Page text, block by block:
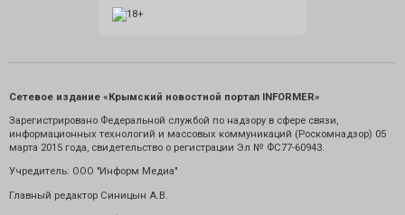
Сетевое издание «Крымский новостной портал INFORMER»
Зарегистрировано Федеральной службой по надзору в сфере связи,
информационных технологий и массовых коммуникаций (Роскомнадзор) 05
марта 2015 года, свидетельство о регистрации Эл № ФС77-60943.
Учредитель: ООО "Информ Медиа"
Главный редактор Синицын А.В.